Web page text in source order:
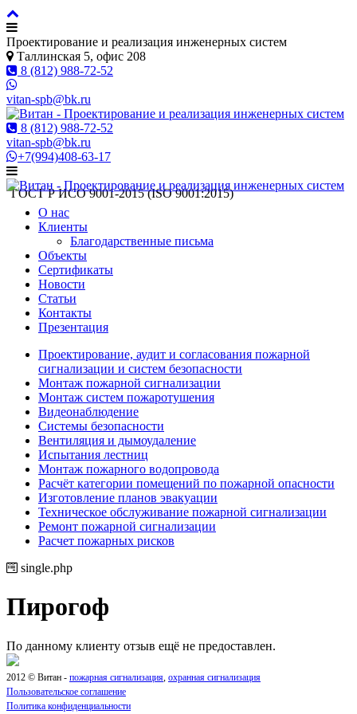
Проектирование и реализация инженерных систем
Таллинская 5, офис 208
8 (812) 988-72-52
vitan-spb@bk.ru
8 (812) 988-72-52
vitan-spb@bk.ru
+7(994)408-63-17
ГОСТ Р ИСO 9001-2015 (ISO 9001:2015)
О нас
Клиенты
Благодарственные письма
Объекты
Сертификаты
Новости
Статьи
Контакты
Презентация
Проектирование, аудит и согласования пожарной
сигнализации и систем безопасности
Монтаж пожарной сигнализации
Монтаж систем пожаротушения
Видеонаблюдение
Системы безопасности
Вентиляция и дымоудаление
Испытания лестниц
Монтаж пожарного водопровода
Расчёт категории помещений по пожарной опасности
Изготовление планов эвакуации
Техническое обслуживание пожарной сигнализации
Ремонт пожарной сигнализации
Расчет пожарных рисков
single.php
Пирогоф
По данному клиенту отзыв ещё не предоставлен.
2012 © Витан - пожарная сигнализация, охранная сигнализация
Пользовательское соглашение
Политика конфиденциальности